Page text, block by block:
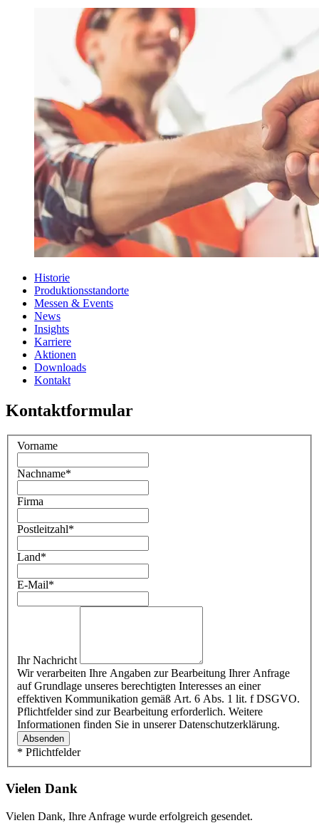
Historie
Produktionsstandorte
Messen & Events
News
Insights
Karriere
Aktionen
Downloads
Kontakt
Kontaktformular
Vorname
Nachname*
Firma
Postleitzahl*
Land*
E-Mail*
Ihr Nachricht
Wir verarbeiten Ihre Angaben zur Bearbeitung Ihrer Anfrage
auf Grundlage unseres berechtigten Interesses an einer
effektiven Kommunikation gemäß Art. 6 Abs. 1 lit. f DSGVO.
Pflichtfelder sind zur Bearbeitung erforderlich. Weitere
Informationen finden Sie in unserer Datenschutzerklärung.
Absenden
* Pflichtfelder
Vielen Dank
Vielen Dank, Ihre Anfrage wurde erfolgreich gesendet.